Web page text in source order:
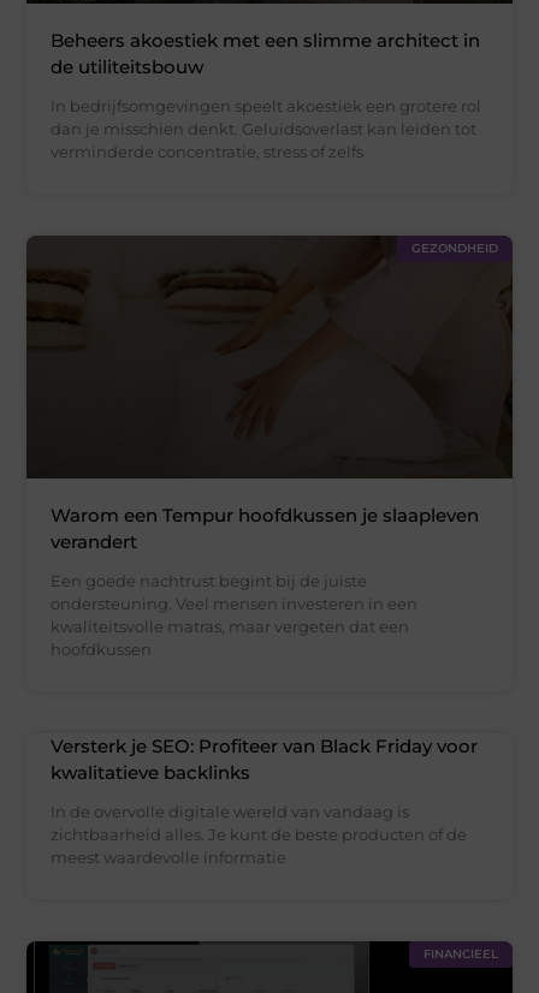
Beheers akoestiek met een slimme architect in
de utiliteitsbouw
In bedrijfsomgevingen speelt akoestiek een grotere rol
dan je misschien denkt. Geluidsoverlast kan leiden tot
verminderde concentratie, stress of zelfs
GEZONDHEID
Warom een Tempur hoofdkussen je slaapleven
verandert
Een goede nachtrust begint bij de juiste
ondersteuning. Veel mensen investeren in een
kwaliteitsvolle matras, maar vergeten dat een
hoofdkussen
Versterk je SEO: Profiteer van Black Friday voor
kwalitatieve backlinks
In de overvolle digitale wereld van vandaag is
zichtbaarheid alles. Je kunt de beste producten of de
meest waardevolle informatie
FINANCIEEL